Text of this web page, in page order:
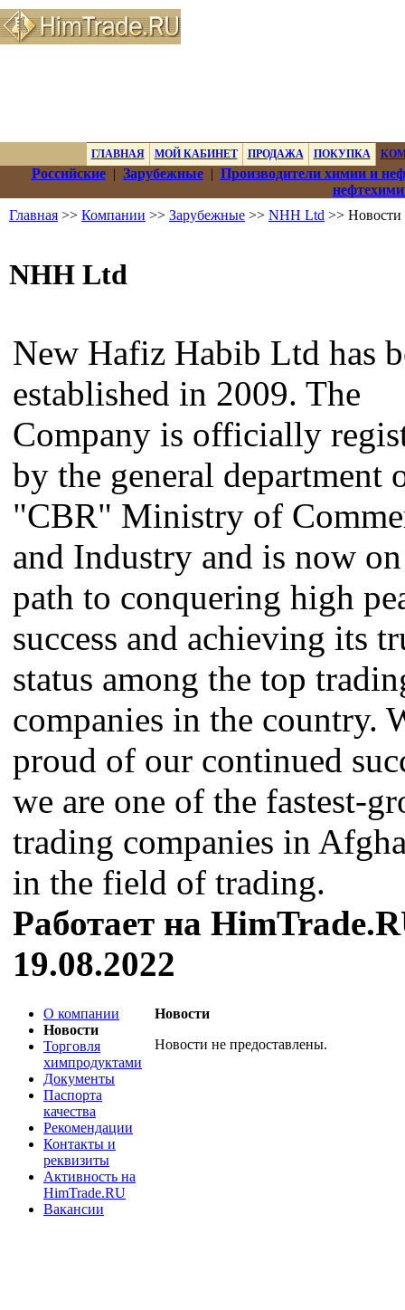
ГЛАВНАЯ МОЙ КАБИНЕТ ПРОДАЖА ПОКУПКА
Российские| Зарубежные| Производители химии и
Главная >> Компании >> Зарубежные >> NHH Ltd >> Новости
NHH Ltd
New Hafiz Habib Ltd has
established in 2009. The
Company is officially
by the general department
"CBR" Ministry of
and Industry and is now
path to conquering high
success and achieving its
status among the top
companies in the country.
proud of our continued
we are one of the fastest-
trading companies in
in the field of trading.
Работает на
19.08.2022
О компании
Новости
Торговля
химпродуктами
Документы
Паспорта
качества
Рекомендации
Контакты и
реквизиты
Активность на
HimTrade.RU
Вакансии
Новости
Новости не предоставлены.